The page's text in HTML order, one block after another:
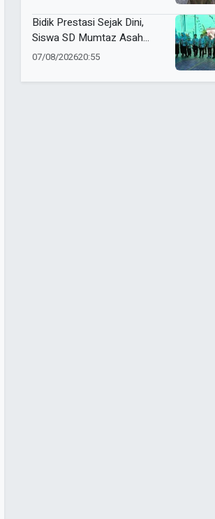
Bidik Prestasi Sejak Dini,
Siswa SD Mumtaz Asah
Fokus Lewat Talent Panahan
07/08/202620:55